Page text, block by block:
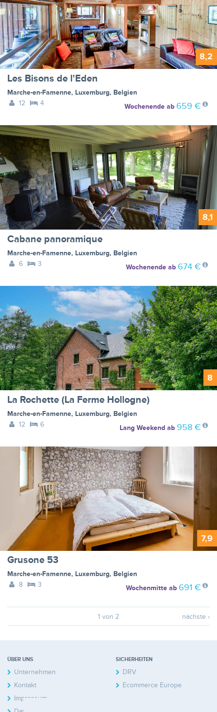
8,2
Les Bisons de l'Eden
Marche-en-Famenne, Luxemburg, Belgien
12
4 Wochenendeab 659 €
8,1
Cabane panoramique
Marche-en-Famenne, Luxemburg, Belgien
6
3 Wochenendeab 674 €
8
La Rochette (La Ferme Hollogne)
Marche-en-Famenne, Luxemburg, Belgien
12
6 Lang Weekendab 958 €
7,9
Grusone 53
Marche-en-Famenne, Luxemburg, Belgien
8
3 Wochenmitteab 691 €
1 von 2 nächste ›
ÜBER UNS
Unternehmen
Kontakt
Impressum
SICHERHEITEN
DRV
Ecommerce Europe